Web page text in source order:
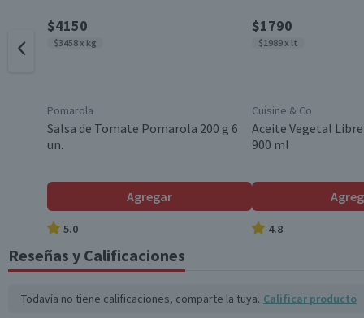
$4150
$3458 x kg
Pomarola
Salsa de Tomate Pomarola 200 g 6
un.
Agregar
5.0
$1790
$1989 x lt
Cuisine & Co
Aceite Vegetal
900 ml
4.8
Reseñas y Calificaciones
Todavía no tiene calificaciones, comparte la tuya. Calificar producto